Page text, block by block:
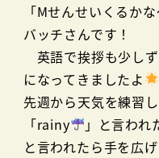
「Mせんせいくるか
バッチさんです！
英語で挨拶も少し
になってきましたよ
先週から天気を練習
「rainy
」と言わ
と言われたら手を広